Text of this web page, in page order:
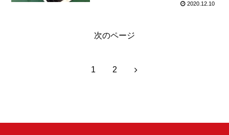
2020.12.10
次のページ
1 2
次